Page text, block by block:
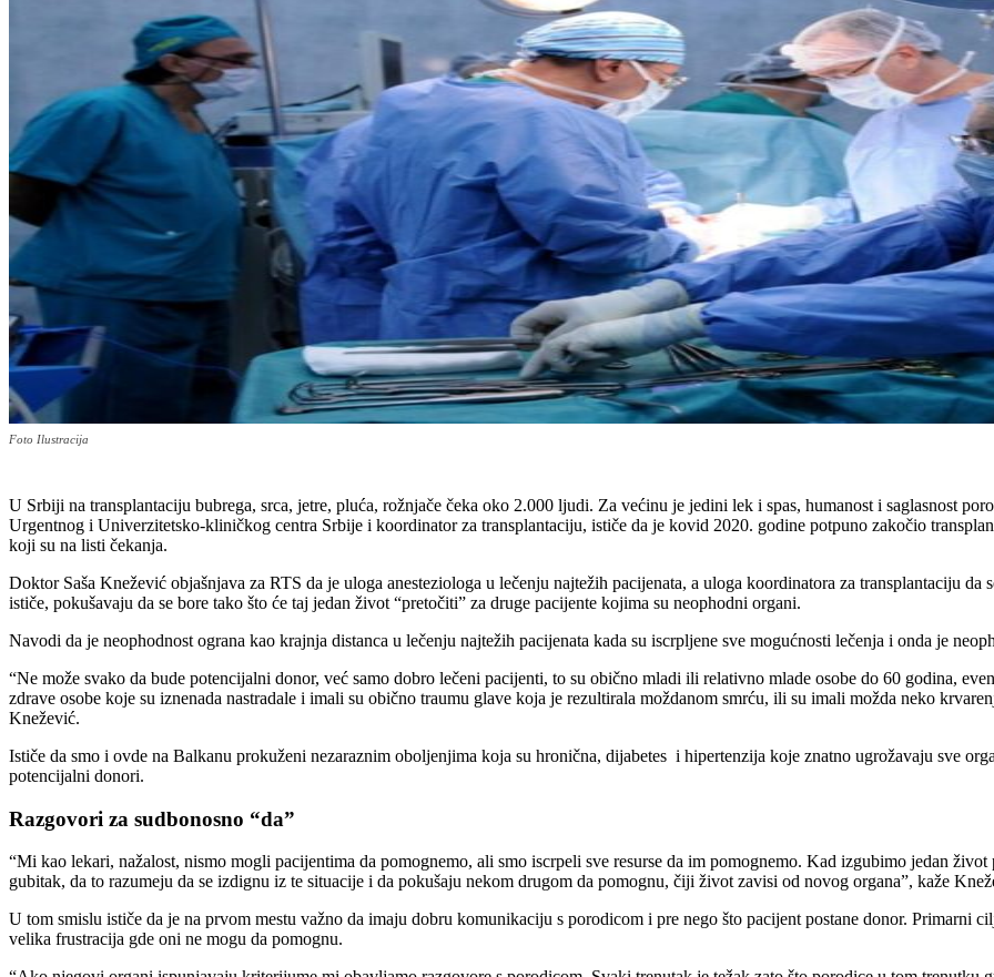
Foto Ilustracija
U Srbiji na transplantaciju bubrega, srca, jetre, pluća, rožnjače čeka oko 2.000 ljudi. Za većinu je jedini lek i spas, humanost i saglasnost
Urgentnog i Univerzitetsko-kliničkog centra Srbije i koordinator za transplantaciju, ističe da je kovid 2020. godine potpuno zakočio
koji su na listi čekanja.
Doktor Saša Knežević objašnjava za RTS da je uloga anesteziologa u lečenju najtežih pacijenata, a uloga koordinatora za transplantaciju
ističe, pokušavaju da se bore tako što će taj jedan život “pretočiti” za druge pacijente kojima su neophodni organi.
Navodi da je neophodnost ograna kao krajnja distanca u lečenju najtežih pacijenata kada su iscrpljene sve mogućnosti lečenja i onda je
“Ne može svako da bude potencijalni donor, već samo dobro lečeni pacijenti, to su obično mladi ili relativno mlade osobe do 60 godina,
zdrave osobe koje su iznenada nastradale i imali su obično traumu glave koja je rezultirala moždanom smrću, ili su imali možda neko
Knežević.
Ističe da smo i ovde na Balkanu prokuženi nezaraznim oboljenjima koja su hronična, dijabetes i hipertenzija koje znatno ugrožavaju sve
potencijalni donori.
Razgovori za sudbonosno “da”
“Mi kao lekari, nažalost, nismo mogli pacijentima da pomognemo, ali smo iscrpeli sve resurse da im pomognemo. Kad izgubimo jedan
gubitak, da to razumeju da se izdignu iz te situacije i da pokušaju nekom drugom da pomognu, čiji život zavisi od novog organa”, kaže
U tom smislu ističe da je na prvom mestu važno da imaju dobru komunikaciju s porodicom i pre nego što pacijent postane donor. Primarni
velika frustracija gde oni ne mogu da pomognu.